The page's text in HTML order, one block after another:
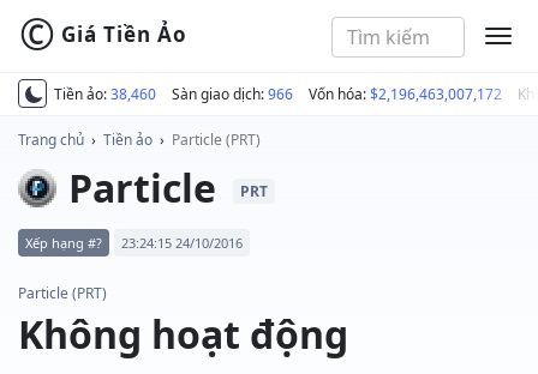
Tiền ảo:38,460 Sàn giao dịch:966 Vốn hóa:$2,196,463,007,172
© Giá Tiền Ảo
Trang chủ › Tiền ảo › Particle (PRT)
Particle PRT
Xếp hạng #? 23:24:15 24/10/2016
Particle (PRT)
Không hoạt động